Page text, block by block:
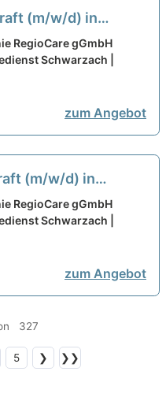
(m/w/d) in
startet Deine
RegioCare gGmbH
Schwarzach |
zum Angebot
(m/w/d) in
startet Deine
RegioCare gGmbH
Schwarzach |
zum Angebot
327
5 ❯ ❯❯